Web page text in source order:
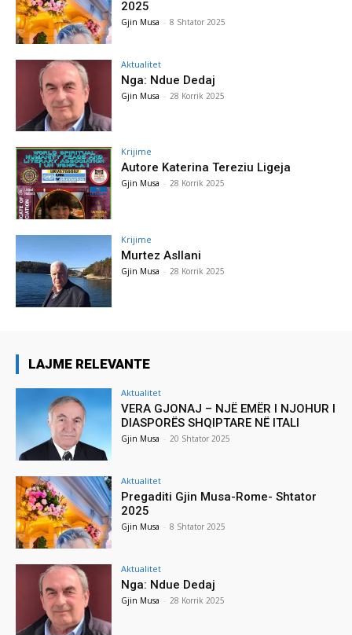
2025
Gjin Musa - 8 Shtator 2025
Aktualitet
Nga: Ndue Dedaj
Gjin Musa - 28 Korrik 2025
Krijime
Autore Katerina Tereziu Ligeja
Gjin Musa - 28 Korrik 2025
Krijime
Murtez Asllani
Gjin Musa - 28 Korrik 2025
LAJME RELEVANTE
Aktualitet
VERA GJONAJ – NJË EMËR I NJOHUR I
DIASPORËS SHQIPTARE NË ITALI
Gjin Musa - 20 Shtator 2025
Aktualitet
Pregaditi Gjin Musa-Rome- Shtator
2025
Gjin Musa - 8 Shtator 2025
Aktualitet
Nga: Ndue Dedaj
Gjin Musa - 28 Korrik 2025